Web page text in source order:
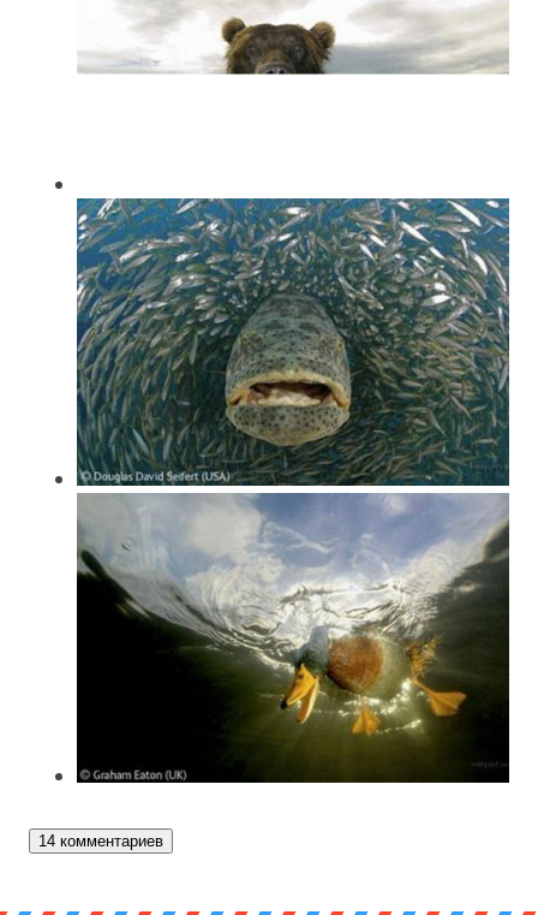
14 комментариев